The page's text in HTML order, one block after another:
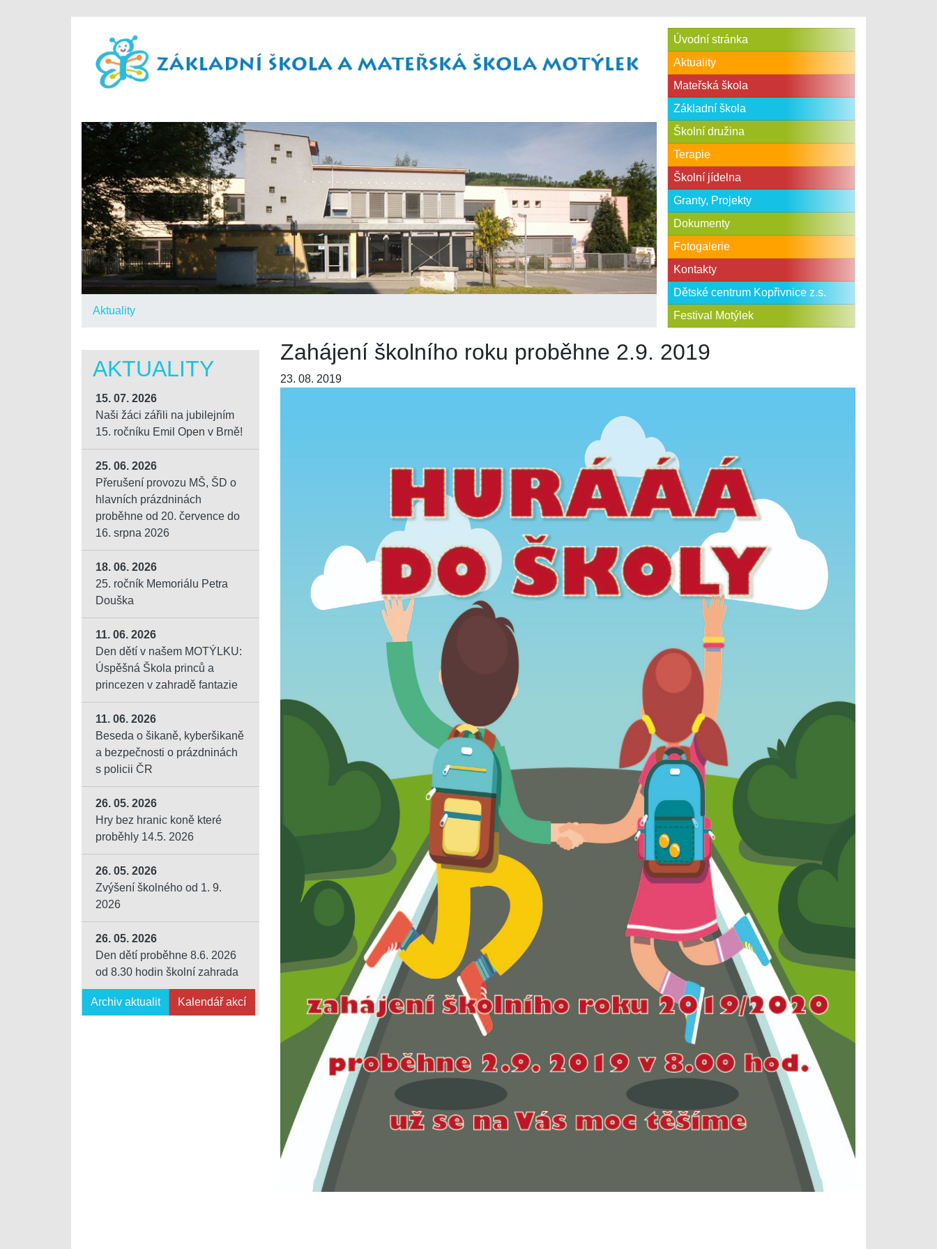
Aktuality
Úvodní stránka
Aktuality
Mateřská škola
Základní škola
Školní družina
Terapie
Školní jídelna
Granty, Projekty
Dokumenty
Fotogalerie
Kontakty
Dětské centrum Kopřivnice z.s.
Festival Motýlek
AKTUALITY
15. 07. 2026
Naši žáci zářili na jubilejním
15. ročníku Emil Open v Brně!
25. 06. 2026
Přerušení provozu MŠ, ŠD o
hlavních prázdninách
proběhne od 20. července do
16. srpna 2026
18. 06. 2026
25. ročník Memoriálu Petra
Douška
11. 06. 2026
Den dětí v našem MOTÝLKU:
Úspěšná Škola princů a
princezen v zahradě fantazie
11. 06. 2026
Beseda o šikaně, kyberšikaně
a bezpečnosti o prázdninách
s policii ČR
26. 05. 2026
Hry bez hranic koně které
proběhly 14.5. 2026
26. 05. 2026
Zvýšení školného od 1. 9.
2026
26. 05. 2026
Den dětí proběhne 8.6. 2026
od 8.30 hodin školní zahrada
Archiv aktualit Kalendář akcí
Zahájení školního roku proběhne 2.9. 2019
23. 08. 2019